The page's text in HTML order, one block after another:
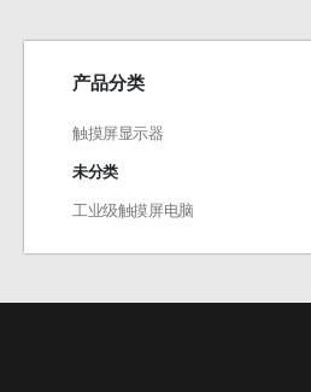
产品分类
触摸屏显示器
未分类
工业级触摸屏电脑